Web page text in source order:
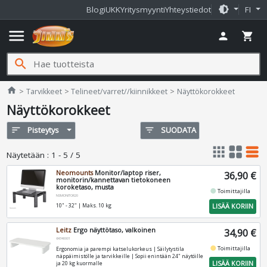
BlogiUKKYritysmyyntiYhteystiedot brightness_medium FI
menu person shopping_cart
search
home Jimms.fi
Tarvikkeet Telineet/varret//kiinnikkeet Näyttökorokkeet
Näyttökorokkeet
sort Pisteytys filter_list SUODATA
Näytetään : 1 - 5 / 5 apps grid_view table_rows
NeomountsMonitor/laptop riser,
monitorin/kannettavan tietokoneen
koroketaso, musta
NSMONITOR20
10" - 32" | Maks. 10 kg
36,90 €
fiber_manual_recordToimittajilla
LISÄÄ KORIIN
Leitz Ergo näyttötaso, valkoinen
64340001
Ergonomia ja parempi katselukorkeus | Säilytystila
näppäimistölle ja tarvikkeille | Sopii enintään 24" näytöille
ja 20 kg kuormalle
34,90 €
fiber_manual_recordToimittajilla
LISÄÄ KORIIN